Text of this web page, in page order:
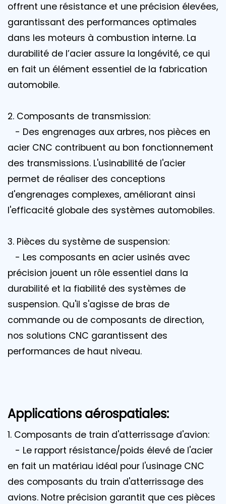
offrent une résistance et une précision élevées,
garantissant des performances optimales
dans les moteurs à combustion interne. La
durabilité de l’acier assure la longévité, ce qui
en fait un élément essentiel de la fabrication
automobile.
2. Composants de transmission:
- Des engrenages aux arbres, nos pièces en
acier CNC contribuent au bon fonctionnement
des transmissions. L'usinabilité de l'acier
permet de réaliser des conceptions
d'engrenages complexes, améliorant ainsi
l'efficacité globale des systèmes automobiles.
3. Pièces du système de suspension:
- Les composants en acier usinés avec
précision jouent un rôle essentiel dans la
durabilité et la fiabilité des systèmes de
suspension. Qu'il s'agisse de bras de
commande ou de composants de direction,
nos solutions CNC garantissent des
performances de haut niveau.
Applications aérospatiales:
1. Composants de train d'atterrissage d'avion:
- Le rapport résistance/poids élevé de l'acier
en fait un matériau idéal pour l'usinage CNC
des composants du train d'atterrissage des
avions. Notre précision garantit que ces pièces